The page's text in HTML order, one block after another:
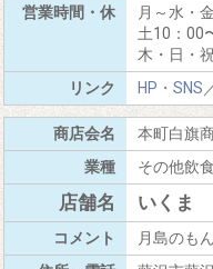
月～水・
土10：00
木・日・
HP・SNS
本町白旗
その他飲
いくま
月島のも